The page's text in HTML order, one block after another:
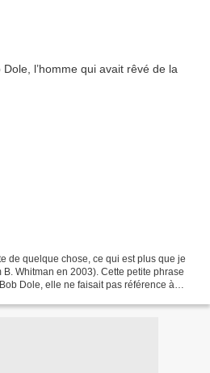
de quelque chose, ce qui est plus que je
Whitman en 2003). Cette petite phrase
Dole, elle ne faisait pas référence à